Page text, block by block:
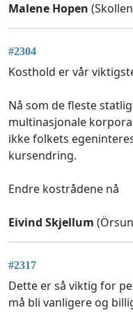
Malene Hopen
#2304
Kosthold er vår
Nå som de fleste
multinasjonale
ikke folkets
kursendring.
Endre kostrådene nå
Eivind Skjellum
#2317
Dette er så viktig for
må bli vanligere og